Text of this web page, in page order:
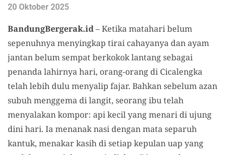
20 Oktober 2025
BandungBergerak.id– Ketika matahari belum
sepenuhnya menyingkap tirai cahayanya dan ayam
jantan belum sempat berkokok lantang sebagai
penanda lahirnya hari, orang-orang di Cicalengka
telah lebih dulu menyalip fajar. Bahkan sebelum azan
subuh menggema di langit, seorang ibu telah
menyalakan kompor: api kecil yang menari di ujung
dini hari. Ia menanak nasi dengan mata separuh
kantuk, menakar kasih di setiap kepulan uap yang